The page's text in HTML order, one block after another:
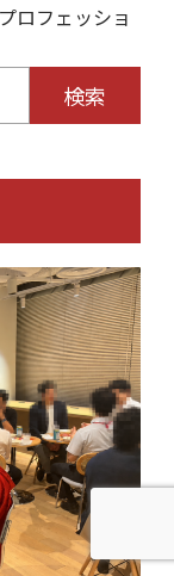
ロフェッショ
検索